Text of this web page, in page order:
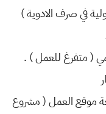
في صرف الادوية )
( متفرغ للعمل ) .
موقع العمل ( مشروع